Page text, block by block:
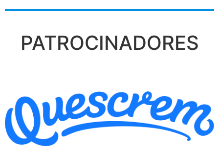
PATROCINADORES